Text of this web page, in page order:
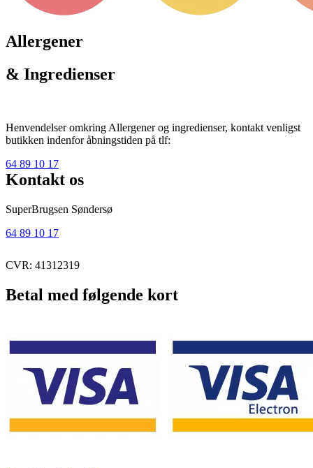
Allergener
& Ingredienser
Henvendelser omkring Allergener og ingredienser, kontakt venligst
butikken indenfor åbningstiden på tlf:
64 89 10 17
Kontakt os
SuperBrugsen Søndersø
64 89 10 17
CVR: 41312319
Betal med følgende kort